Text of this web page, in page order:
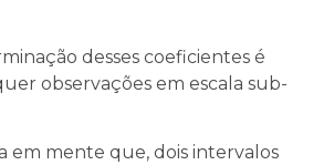
desses coeficientes é
observações em escala sub-
em mente que, dois intervalos